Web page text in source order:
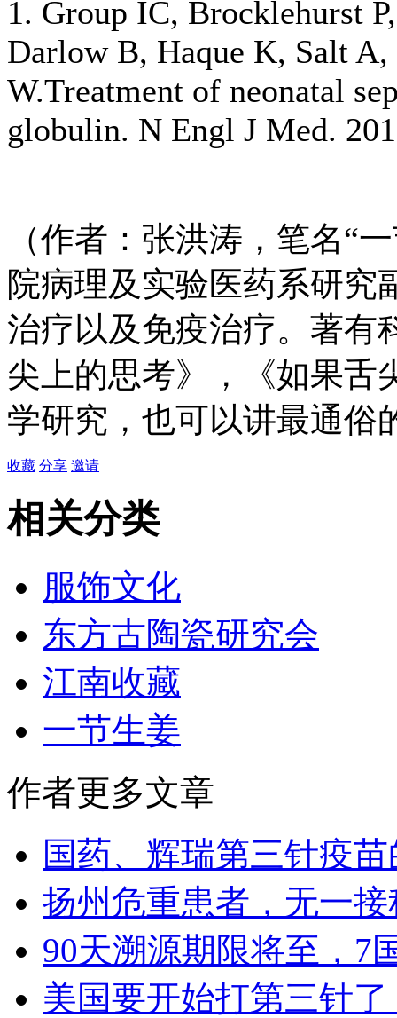
1. Group IC, Brocklehurst
Darlow B, Haque K, Salt
W.Treatment of neonatal
globulin. N Engl J Med.
（作者：张洪涛，笔名“
院病理及实验医药系研究
治疗以及免疫治疗。著有
尖上的思考》，《如果舌
学研究，也可以讲最通俗
收藏 分享 邀请
相关分类
服饰文化
东方古陶瓷研究会
江南收藏
一节生姜
作者更多文章
国药、辉瑞第三针疫
扬州危重患者，无一
90天溯源期限将至，7
美国要开始打第三针